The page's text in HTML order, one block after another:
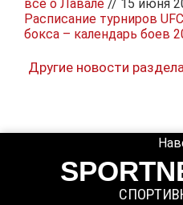
все о Лавале // 15 июня
Расписание турниров
бокса – календарь боев
Другие новости